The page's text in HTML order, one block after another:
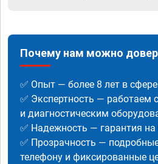
Почему нам можно
✅ Опыт — более 8 лет в
✅ Экспертность —
и диагностическим
✅ Надежность — гарантия
✅ Прозрачность —
телефону и фиксированные